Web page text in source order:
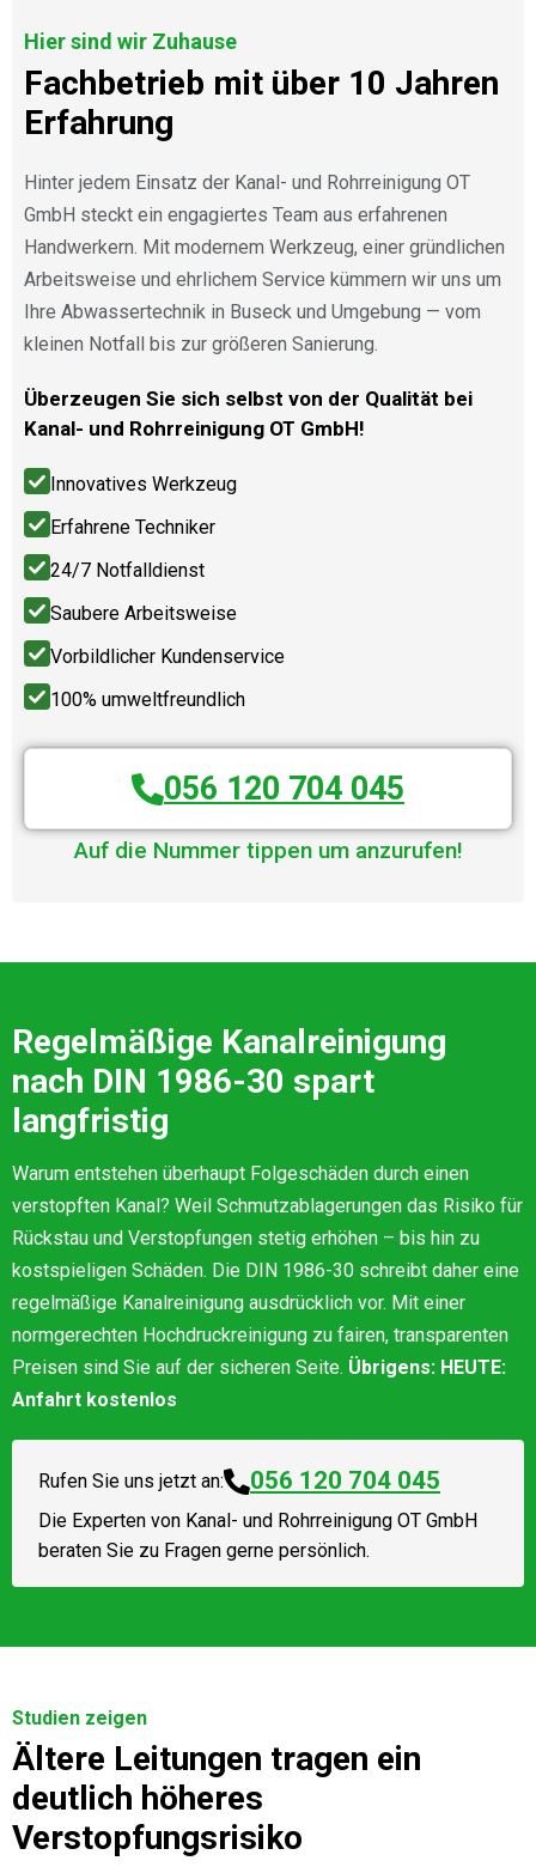
Hier sind wir Zuhause
Fachbetrieb mit über 10 Jahren
Erfahrung
Hinter jedem Einsatz der Kanal- und Rohrreinigung OT
GmbH steckt ein engagiertes Team aus erfahrenen
Handwerkern. Mit modernem Werkzeug, einer gründlichen
Arbeitsweise und ehrlichem Service kümmern wir uns um
Ihre Abwassertechnik in Buseck und Umgebung — vom
kleinen Notfall bis zur größeren Sanierung.
Überzeugen Sie sich selbst von der Qualität bei
Kanal- und Rohrreinigung OT GmbH!
Innovatives Werkzeug
Erfahrene Techniker
24/7 Notfalldienst
Saubere Arbeitsweise
Vorbildlicher Kundenservice
100% umweltfreundlich
056 120 704 045
Auf die Nummer tippen um anzurufen!
Regelmäßige Kanalreinigung
nach DIN 1986-30 spart
langfristig
Warum entstehen überhaupt Folgeschäden durch einen
verstopften Kanal? Weil Schmutzablagerungen das Risiko für
Rückstau und Verstopfungen stetig erhöhen – bis hin zu
kostspieligen Schäden. Die DIN 1986-30 schreibt daher eine
regelmäßige Kanalreinigung ausdrücklich vor. Mit einer
normgerechten Hochdruckreinigung zu fairen, transparenten
Preisen sind Sie auf der sicheren Seite. Übrigens: HEUTE:
Anfahrt kostenlos
Rufen Sie uns jetzt an: 056 120 704 045
Die Experten von Kanal- und Rohrreinigung OT GmbH
beraten Sie zu Fragen gerne persönlich.
Studien zeigen
Ältere Leitungen tragen ein
deutlich höheres
Verstopfungsrisiko